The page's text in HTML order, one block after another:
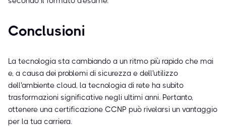
Conclusioni
La tecnologia sta cambiando a un ritmo più rapido che mai
e, a causa dei problemi di sicurezza e dell'utilizzo
dell'ambiente cloud, la tecnologia di rete ha subito
trasformazioni significative negli ultimi anni. Pertanto,
ottenere una certificazione CCNP può rivelarsi un vantaggio
per la tua carriera.